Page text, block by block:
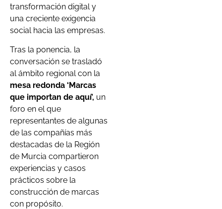
transformación digital y
una creciente exigencia
social hacia las empresas.
Tras la ponencia, la
conversación se trasladó
al ámbito regional con la
mesa redonda ‘Marcas
que importan de aquí’, un
foro en el que
representantes de algunas
de las compañías más
destacadas de la Región
de Murcia compartieron
experiencias y casos
prácticos sobre la
construcción de marcas
con propósito.